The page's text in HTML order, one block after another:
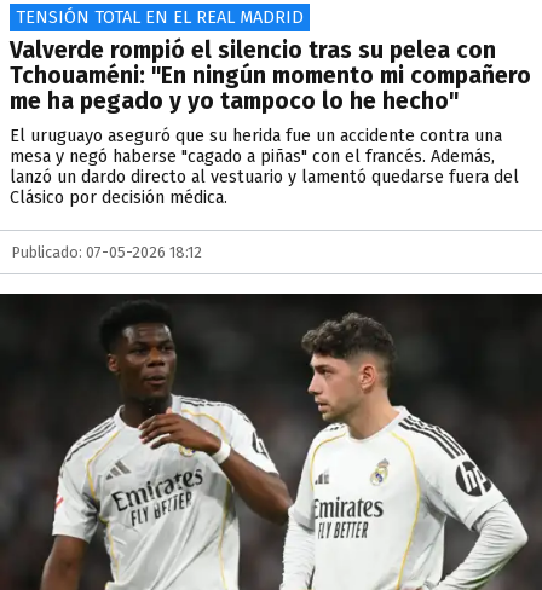
TENSIÓN TOTAL EN EL REAL MADRID
Valverde rompió el silencio tras su pelea con
Tchouaméni: "En ningún momento mi compañero
me ha pegado y yo tampoco lo he hecho"
El uruguayo aseguró que su herida fue un accidente contra una
mesa y negó haberse "cagado a piñas" con el francés. Además,
lanzó un dardo directo al vestuario y lamentó quedarse fuera del
Clásico por decisión médica.
Publicado: 07-05-2026 18:12